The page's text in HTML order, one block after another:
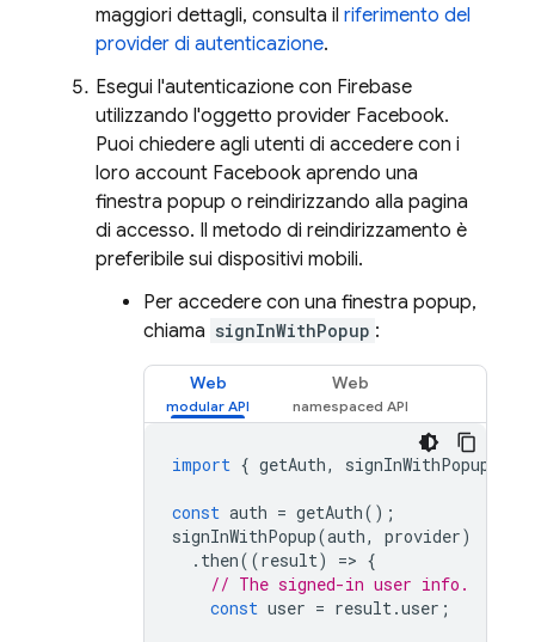
maggiori dettagli, consulta il riferimento del
provider di autenticazione.
Esegui l'autenticazione con Firebase
utilizzando l'oggetto provider Facebook.
Puoi chiedere agli utenti di accedere con i
loro account Facebook aprendo una
finestra popup o reindirizzando alla pagina
di accesso. Il metodo di reindirizzamento è
preferibile sui dispositivi mobili.
Per accedere con una finestra popup,
chiama signInWithPopup :
Web Web
import { getAuth, signInWithPopup
const auth = getAuth();
signInWithPopup(auth, provider)
. then((result) => {
// The signed-in user info.
const user = result.user ;